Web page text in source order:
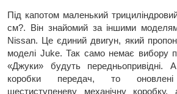
Під капотом маленький
см?. Він знайомий за іншими
Nissan. Це єдиний двигун, який
моделі Juke. Так само немає вибору
«Джуки» будуть передньопривідні.
коробки передач, то
шестиступеневу механічну коробку,